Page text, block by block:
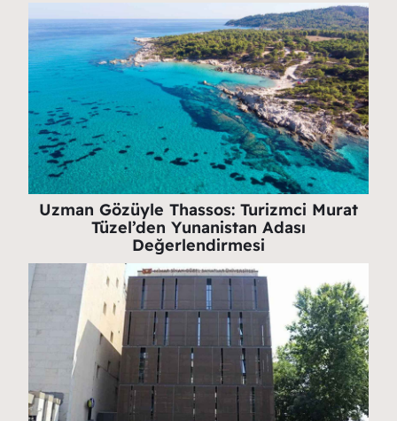
Uzman Gözüyle Thassos: Turizmci Murat
Tüzel’den Yunanistan Adası
Değerlendirmesi